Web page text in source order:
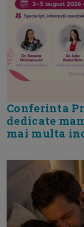
Conferinta
dedicate
mai multa